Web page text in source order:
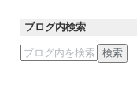
ブログ内検索